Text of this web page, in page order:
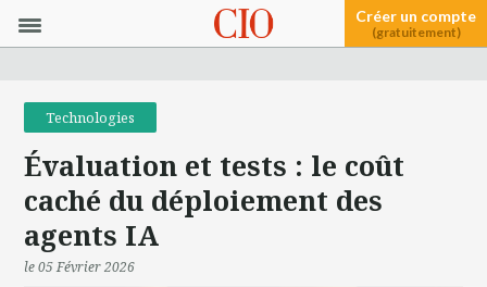
Créer un compte
(gratuitement)
Technologies
Évaluation et tests : le coût
caché du déploiement des
agents IA
le 05 Février 2026